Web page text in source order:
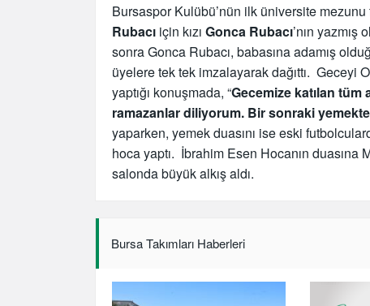
Bursaspor Kulübü’nün ilk üniversite mezunu
Rubacı için kızı Gonca Rubacı’nın yazmış
sonra Gonca Rubacı, babasına adamış
üyelere tek tek imzalayarak dağıttı. Geceyi
yaptığı konuşmada, “Gecemize katılan tüm
ramazanlar diliyorum. Bir sonraki
yaparken, yemek duasını ise eski
hoca yaptı. İbrahim Esen Hocanın duasına
salonda büyük alkış aldı.
Bursa Takımları Haberleri